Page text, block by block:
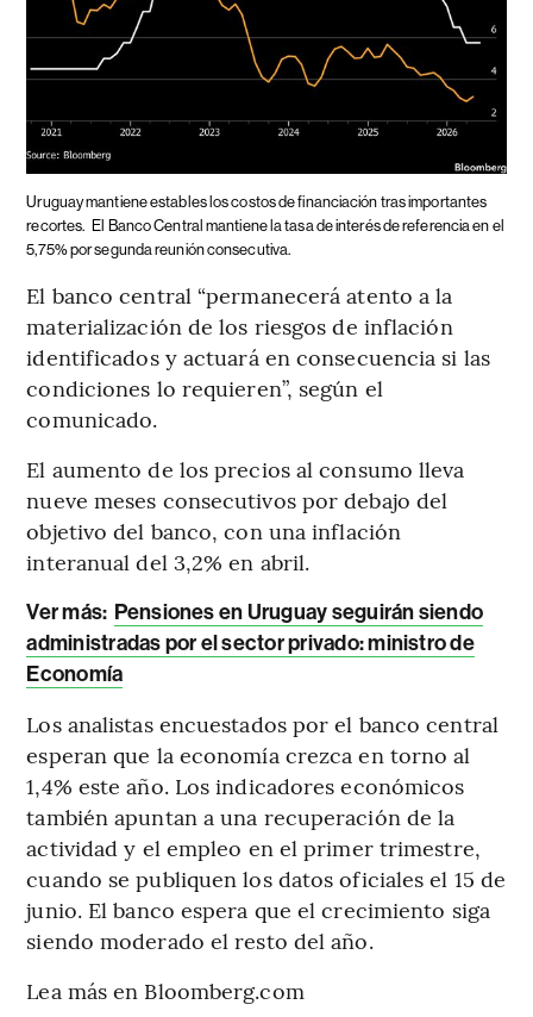
Uruguay mantiene estables los costos de financiación tras importantes
recortes. El Banco Central mantiene la tasa de interés de referencia en el
5,75% por segunda reunión consecutiva.
El banco central “permanecerá atento a la
materialización de los riesgos de inflación
identificados y actuará en consecuencia si las
condiciones lo requieren”, según el
comunicado.
El aumento de los precios al consumo lleva
nueve meses consecutivos por debajo del
objetivo del banco, con una inflación
interanual del 3,2% en abril.
Ver más: Pensiones en Uruguay seguirán siendo
administradas por el sector privado: ministro de
Economía
Los analistas encuestados por el banco central
esperan que la economía crezca en torno al
1,4% este año. Los indicadores económicos
también apuntan a una recuperación de la
actividad y el empleo en el primer trimestre,
cuando se publiquen los datos oficiales el 15 de
junio. El banco espera que el crecimiento siga
siendo moderado el resto del año.
Lea más en Bloomberg.com